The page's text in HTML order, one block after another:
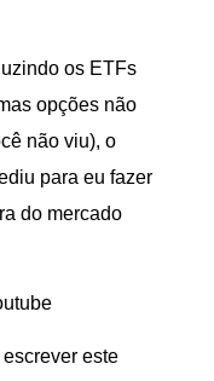
os ETFs
opções não
não viu), o
para eu fazer
do mercado
este